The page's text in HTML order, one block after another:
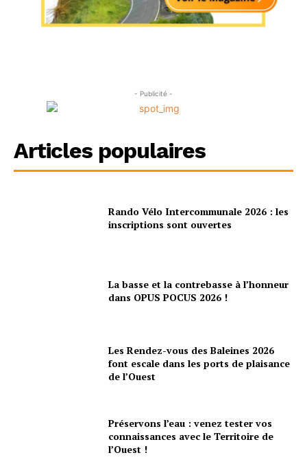
- Publicité -
Articles populaires
Rando Vélo Intercommunale 2026 : les
inscriptions sont ouvertes
La basse et la contrebasse à l’honneur
dans OPUS POCUS 2026 !
Les Rendez-vous des Baleines 2026
font escale dans les ports de plaisance
de l’Ouest
Préservons l’eau : venez tester vos
connaissances avec le Territoire de
l’Ouest !